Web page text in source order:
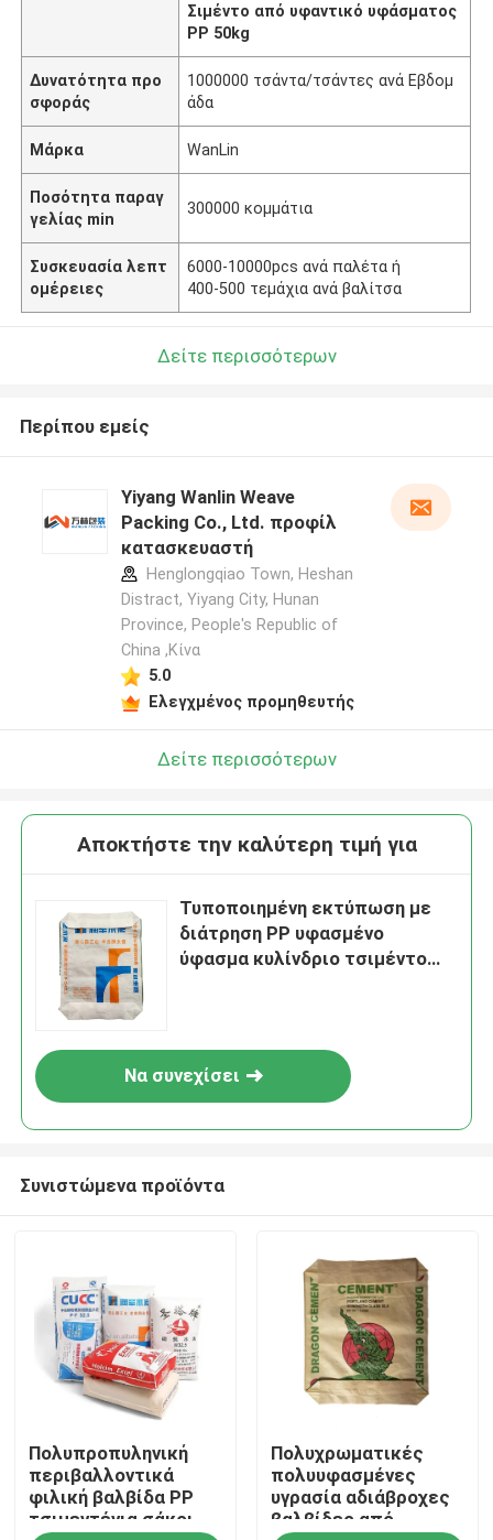
Σπίτι
Προϊόντα
Περίπου εμείς
Σιμέντο από υφαντικό υφάσματος
PP 50kg
Δυνατότητα προ
σφοράς
1000000 τσάντα/τσάντες ανά Εβδομ
άδα
Μάρκα WanLin
Ποσότητα παραγ
γελίας min
300000 κομμάτια
Συσκευασία λεπτ
ομέρειες
6000-10000pcs ανά παλέτα ή
400-500 τεμάχια ανά βαλίτσα
Δείτε περισσότερων
Περίπου εμείς
Yiyang Wanlin Weave
Packing Co., Ltd. προφίλ
κατασκευαστή
Henglongqiao Town, Heshan
Distract, Yiyang City, Hunan
Province, People's Republic of
China ,Κίνα
5.0
Ελεγχμένος προμηθευτής
Δείτε περισσότερων
Αποκτήστε την καλύτερη τιμή για
Τυποποιημένη εκτύπωση με
διάτρηση PP υφασμένο
ύφασμα κυλίνδριο τσιμέντο
Να συνεχίσει
Συνιστώμενα προϊόντα
Πολυπροπυληνική
περιβαλλοντικά
φιλική βαλβίδα PP
τσιμεντένια σάκοι
Πολυχρωματικές
πολυυφασμένες
υγρασία αδιάβροχες
βαλβίδες από